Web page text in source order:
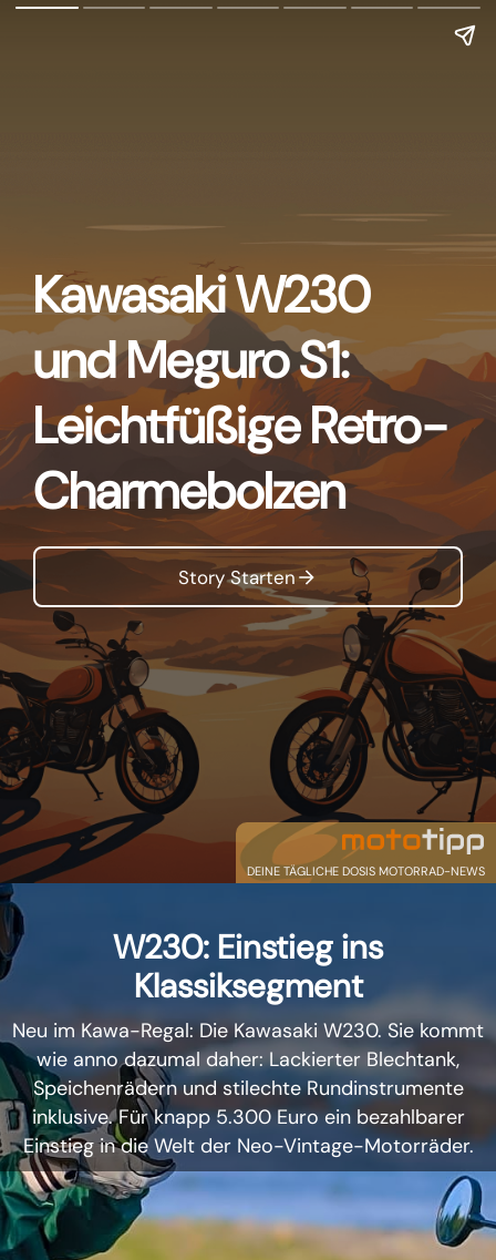
Kawasaki W230
und Meguro S1:
Leichtfüßige Retro-
Charmebolzen
Story Starten
DEINE TÄGLICHE DOSIS MOTORRAD-NEWS
W230: Einstieg ins
Klassiksegment
Neu im Kawa-Regal: Die Kawasaki W230. Sie kommt
wie anno dazumal daher: Lackierter Blechtank,
Speichenrädern und stilechte Rundinstrumente
inklusive. Für knapp 5.300 Euro ein bezahlbarer
Einstieg in die Welt der Neo-Vintage-Motorräder.